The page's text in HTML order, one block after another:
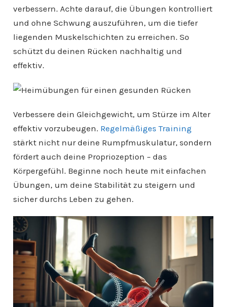
verbessern. Achte darauf, die Übungen kontrolliert
und ohne Schwung auszuführen, um die tiefer
liegenden Muskelschichten zu erreichen. So
schützt du deinen Rücken nachhaltig und
effektiv.
Verbessere dein Gleichgewicht, um Stürze im Alter
effektiv vorzubeugen. Regelmäßiges Training
stärkt nicht nur deine Rumpfmuskulatur, sondern
fördert auch deine Propriozeption – das
Körpergefühl. Beginne noch heute mit einfachen
Übungen, um deine Stabilität zu steigern und
sicher durchs Leben zu gehen.